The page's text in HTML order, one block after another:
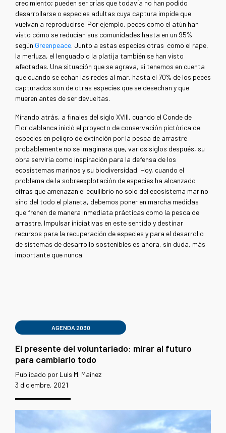
crecimiento; pueden ser crías que todavía no han podido
desarrollarse o especies adultas cuya captura impide que
vuelvan a reproducirse. Por ejemplo, peces como el atún han
visto cómo se reducían sus comunidades hasta en un 95%
según Greenpeace. Junto a estas especies otras como el rape,
la merluza, el lenguado o la platija también se han visto
afectadas. Una situación que se agrava, si tenemos en cuenta
que cuando se echan las redes al mar, hasta el 70% de los peces
capturados son de otras especies que se desechan y que
mueren antes de ser devueltas.
Mirando atrás, a finales del siglo XVIII, cuando el Conde de
Floridablanca inició el proyecto de conservación pictórica de
especies en peligro de extinción por la pesca de arrastre
probablemente no se imaginara que, varios siglos después, su
obra serviría como inspiración para la defensa de los
ecosistemas marinos y su biodiversidad. Hoy, cuando el
problema de la sobreexplotación de especies ha alcanzado
cifras que amenazan el equilibrio no solo del ecosistema marino
sino del todo el planeta, debemos poner en marcha medidas
que frenen de manera inmediata prácticas como la pesca de
arrastre. Impulsar iniciativas en este sentido y destinar
recursos para la recuperación de especies y para el desarrollo
de sistemas de desarrollo sostenibles es ahora, sin duda, más
importante que nunca.
AGENDA 2030
El presente del voluntariado: mirar al futuro
para cambiarlo todo
Publicado por Luis M. Maínez
3 diciembre, 2021